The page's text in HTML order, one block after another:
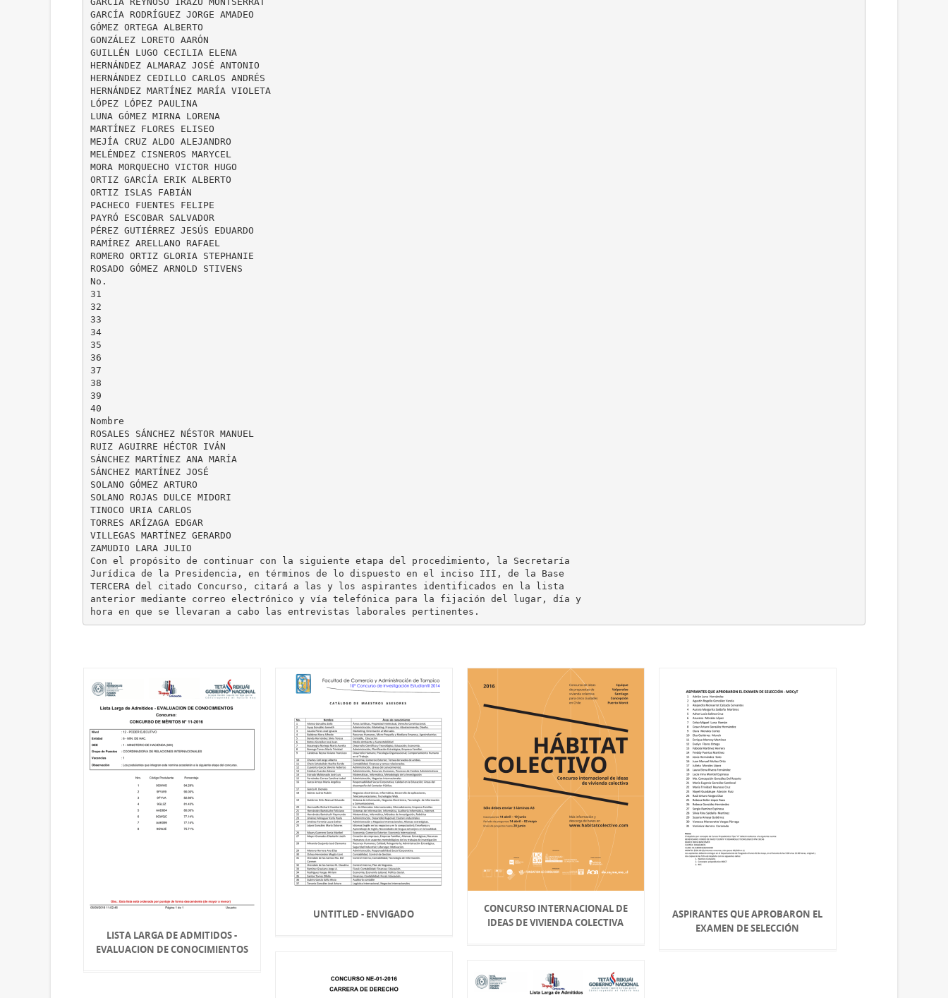
GARCÍA RODRÍGUEZ JORGE AMADEO
GÓMEZ ORTEGA ALBERTO
GONZÁLEZ LORETO AARÓN
GUILLÉN LUGO CECILIA ELENA
HERNÁNDEZ ALMARAZ JOSÉ ANTONIO
HERNÁNDEZ CEDILLO CARLOS ANDRÉS
HERNÁNDEZ MARTÍNEZ MARÍA VIOLETA
LÓPEZ LÓPEZ PAULINA
LUNA GÓMEZ MIRNA LORENA
MARTÍNEZ FLORES ELISEO
MEJÍA CRUZ ALDO ALEJANDRO
MELÉNDEZ CISNEROS MARYCEL
MORA MORQUECHO VICTOR HUGO
ORTIZ GARCÍA ERIK ALBERTO
ORTIZ ISLAS FABIÁN
PACHECO FUENTES FELIPE
PAYRÓ ESCOBAR SALVADOR
PÉREZ GUTIÉRREZ JESÚS EDUARDO
RAMÍREZ ARELLANO RAFAEL
ROMERO ORTIZ GLORIA STEPHANIE
ROSADO GÓMEZ ARNOLD STIVENS
No.
31
32
33
34
35
36
37
38
39
40
Nombre
ROSALES SÁNCHEZ NÉSTOR MANUEL
RUIZ AGUIRRE HÉCTOR IVÁN
SÁNCHEZ MARTÍNEZ ANA MARÍA
SÁNCHEZ MARTÍNEZ JOSÉ
SOLANO GÓMEZ ARTURO
SOLANO ROJAS DULCE MIDORI
TINOCO URIA CARLOS
TORRES ARÍZAGA EDGAR
VILLEGAS MARTÍNEZ GERARDO
ZAMUDIO LARA JULIO
Con el propósito de continuar con la siguiente etapa del procedimiento, la Secretaría
Jurídica de la Presidencia, en términos de lo dispuesto en el inciso III, de la Base
TERCERA del citado Concurso, citará a las y los aspirantes identificados en la lista
anterior mediante correo electrónico y vía telefónica para la fijación del lugar, día y
LISTA LARGA DE ADMITIDOS -
EVALUACION DE CONOCIMIENTOS
UNTITLED - ENVIGADO
CONCURSO INTERNACIONAL DE
IDEAS DE VIVIENDA COLECTIVA
ASPIRANTES QUE APROBARON EL
EXAMEN DE SELECCIÓN